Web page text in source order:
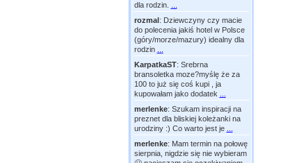
dla rodzin.
rozmal: Dziewczyny czy macie
do polecenia jakiś hotel w Polsce
(góry/morze/mazury) idealny dla
rodzin
KarpatkaST: Srebrna
bransoletka moze?myślę że za
100 to już się coś kupi , ja
kupowałam jako dodatek
merlenke: Szukam inspiracji na
preznet dla bliskiej koleżanki na
urodziny :) Co warto jest je
merlenke: Mam termin na połowę
sierpnia, nigdzie się nie wybieram